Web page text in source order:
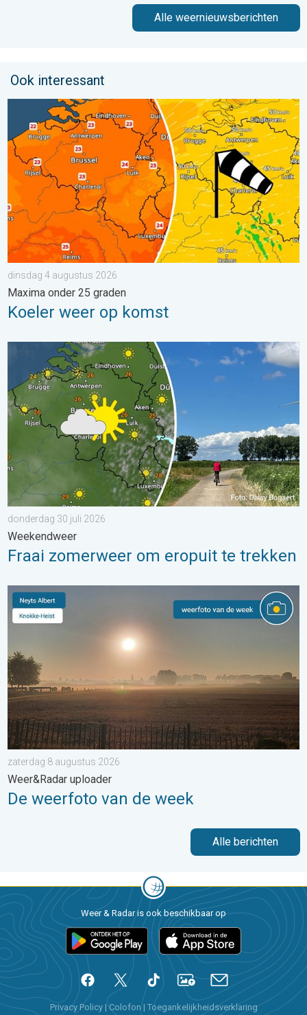
Alle weernieuwsberichten
Ook interessant
Koeler weer op komst. Maxima onder 25 graden. . . dinsdag
dinsdag 4 augustus 2026
Maxima onder 25 graden
Koeler weer op komst
Fraai zomerweer om eropuit te trekken. Weekendweer. . .
donderdag 30 juli 2026
Weekendweer
Fraai zomerweer om eropuit te trekken
De weerfoto van de week. Weer&Radar uploader. . . zaterdag
zaterdag 8 augustus 2026
Weer&Radar uploader
De weerfoto van de week
Alle berichten
Weer & Radar is ook beschikbaar op
Privacy Policy |Colofon | Toegankelijkheidsverklaring